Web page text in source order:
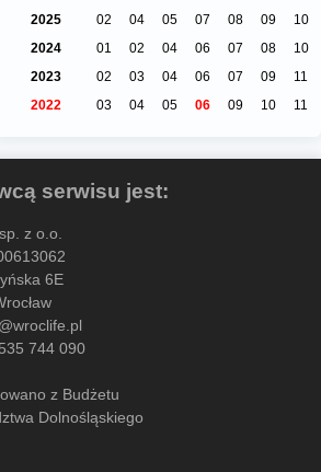
2025
02 04 05 07 08 09
10
2024
01 02 04 06 07 08
10
2023
02 03 04 06 07 09
11
2022
03 04 05 06 09 10 11
serwisu jest:
z o.o.
6E
744 090
z Budżetu
Dolnośląskiego